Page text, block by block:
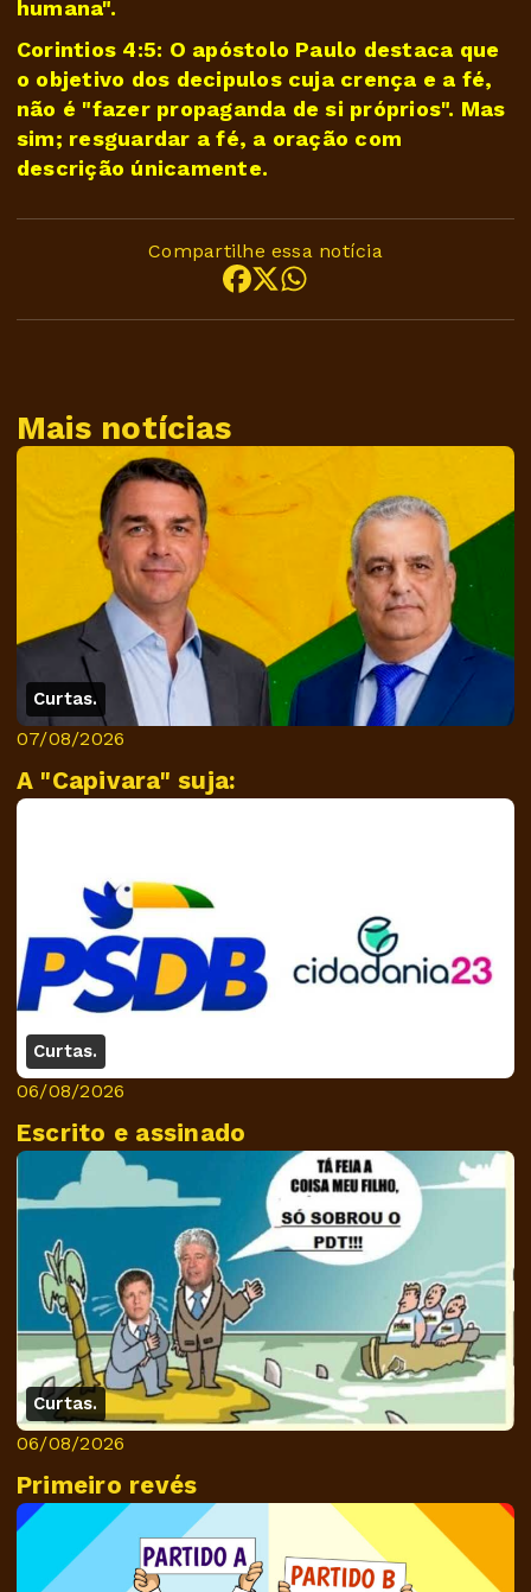
humana".
Corintios 4:5: O apóstolo Paulo destaca que
o objetivo dos decipulos cuja crença e a fé,
não é "fazer propaganda de si próprios". Mas
sim; resguardar a fé, a oração com
descrição únicamente.
Compartilhe essa notícia
Mais notícias
Curtas.
07/08/2026
A "Capivara" suja:
Curtas.
06/08/2026
Escrito e assinado
Curtas.
06/08/2026
Primeiro revés